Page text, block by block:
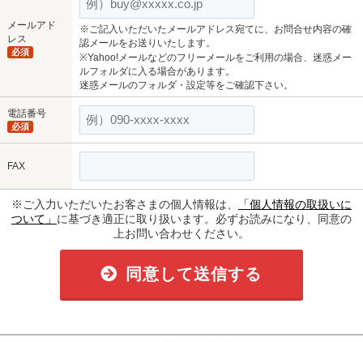
メールアド
レス
必須
※ご記入いただいたメールアドレス宛てに、お問合せ内容の確
認メールをお送りいたします。
※Yahoo!メールなどのフリーメールをご利用の場合、迷惑メー
ルフォルダに入る場合があります。
迷惑メールのフォルダ・設定等をご確認下さい。
電話番号
必須
FAX
※ご入力いただいたお客さまの個人情報は、
「個人情報の取扱いに
ついて」 に基づき適正に取り扱います。必ずお読みになり、同意の
上お問い合わせください。
同意して送信する